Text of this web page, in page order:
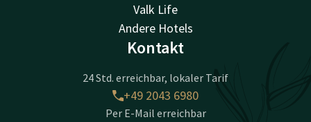
Valk Life
Andere Hotels
Kontakt
24 Std. erreichbar, lokaler Tarif
+49 2043 6980
Per E-Mail erreichbar